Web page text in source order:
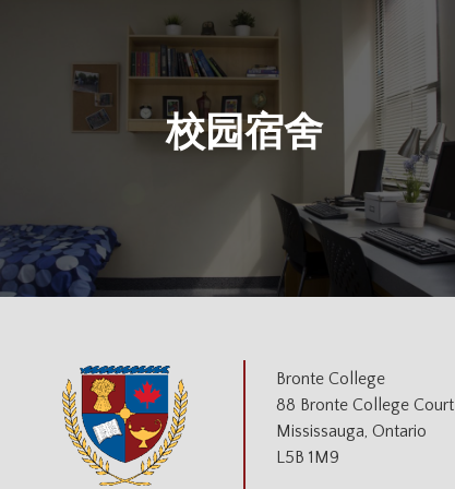
校园宿舍
Bronte College
88 Bronte College Court
Mississauga, Ontario
L5B 1M9